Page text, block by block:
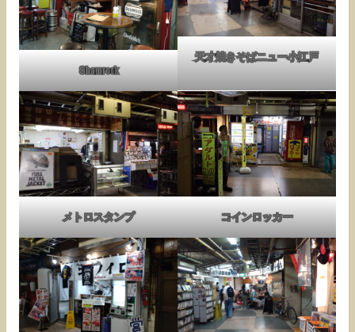
Shamrock
天才焼きそばニュー小江戸
メトロスタンプ コインロッカー